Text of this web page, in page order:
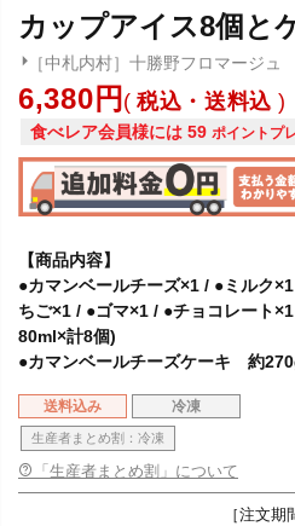
カップアイス8個と
［中札内村］十勝野フロマージュ
6,380 税込・送料込
食べレア会員様には 59 ポイントプ
【商品内容】
●カマンベールチーズ×1 / ●ミルク
ちご×1 / ●ゴマ×1 / ●チョコレート
80ml×計8個)
●カマンベールチーズケーキ 約
送料込み 冷凍
生産者まとめ割：冷凍
「生産者まとめ割」について
［注文期